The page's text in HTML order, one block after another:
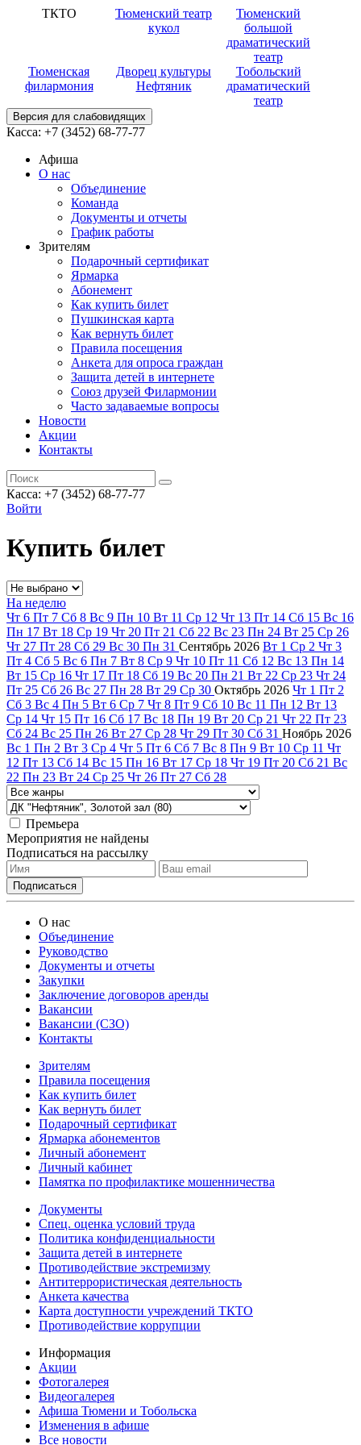
ТКТО
Тюменский театр
кукол
Тюменский
большой
драматический
театр
Тюменская
филармония
Дворец культуры
Нефтяник
Тобольский
драматический
театр
Версия для слабовидящих
Касса: +7 (3452) 68-77-77
Афиша
О нас
Объединение
Команда
Документы и отчеты
График работы
Зрителям
Подарочный сертификат
Ярмарка
Абонемент
Как купить билет
Пушкинская карта
Как вернуть билет
Правила посещения
Анкета для опроса граждан
Защита детей в интернете
Союз друзей Филармонии
Часто задаваемые вопросы
Новости
Акции
Контакты
Касса: +7 (3452) 68-77-77
Войти
Купить билет
На неделю
Чт 6 Пт 7 Сб 8 Вс 9 Пн 10 Вт 11 Ср 12 Чт 13 Пт 14 Сб 15 Вс 16
Пн 17 Вт 18 Ср 19 Чт 20 Пт 21 Сб 22 Вс 23 Пн 24 Вт 25 Ср 26
Чт 27 Пт 28 Сб 29 Вс 30 Пн 31 Сентябрь 2026 Вт 1 Ср 2 Чт 3
Пт 4 Сб 5 Вс 6 Пн 7 Вт 8 Ср 9 Чт 10 Пт 11 Сб 12 Вс 13 Пн 14
Вт 15 Ср 16 Чт 17 Пт 18 Сб 19 Вс 20 Пн 21 Вт 22 Ср 23 Чт 24
Пт 25 Сб 26 Вс 27 Пн 28 Вт 29 Ср 30 Октябрь 2026 Чт 1 Пт 2
Сб 3 Вс 4 Пн 5 Вт 6 Ср 7 Чт 8 Пт 9 Сб 10 Вс 11 Пн 12 Вт 13
Ср 14 Чт 15 Пт 16 Сб 17 Вс 18 Пн 19 Вт 20 Ср 21 Чт 22 Пт 23
Сб 24 Вс 25 Пн 26 Вт 27 Ср 28 Чт 29 Пт 30 Сб 31 Ноябрь 2026
Вс 1 Пн 2 Вт 3 Ср 4 Чт 5 Пт 6 Сб 7 Вс 8 Пн 9 Вт 10 Ср 11 Чт
12 Пт 13 Сб 14 Вс 15 Пн 16 Вт 17 Ср 18 Чт 19 Пт 20 Сб 21 Вс
22 Пн 23 Вт 24 Ср 25 Чт 26 Пт 27 Сб 28
Премьера
Мероприятия не найдены
Подписаться на рассылку
О нас
Объединение
Руководство
Документы и отчеты
Закупки
Заключение договоров аренды
Вакансии
Вакансии (СЗО)
Контакты
Зрителям
Правила посещения
Как купить билет
Как вернуть билет
Подарочный сертификат
Ярмарка абонементов
Личный абонемент
Личный кабинет
Памятка по профилактике мошенничества
Документы
Спец. оценка условий труда
Политика конфиденциальности
Защита детей в интернете
Противодействие экстремизму
Антитеррористическая деятельность
Анкета качества
Карта доступности учреждений ТКТО
Противодействие коррупции
Информация
Акции
Фотогалерея
Видеогалерея
Афиша Тюмени и Тобольска
Изменения в афише
Все новости